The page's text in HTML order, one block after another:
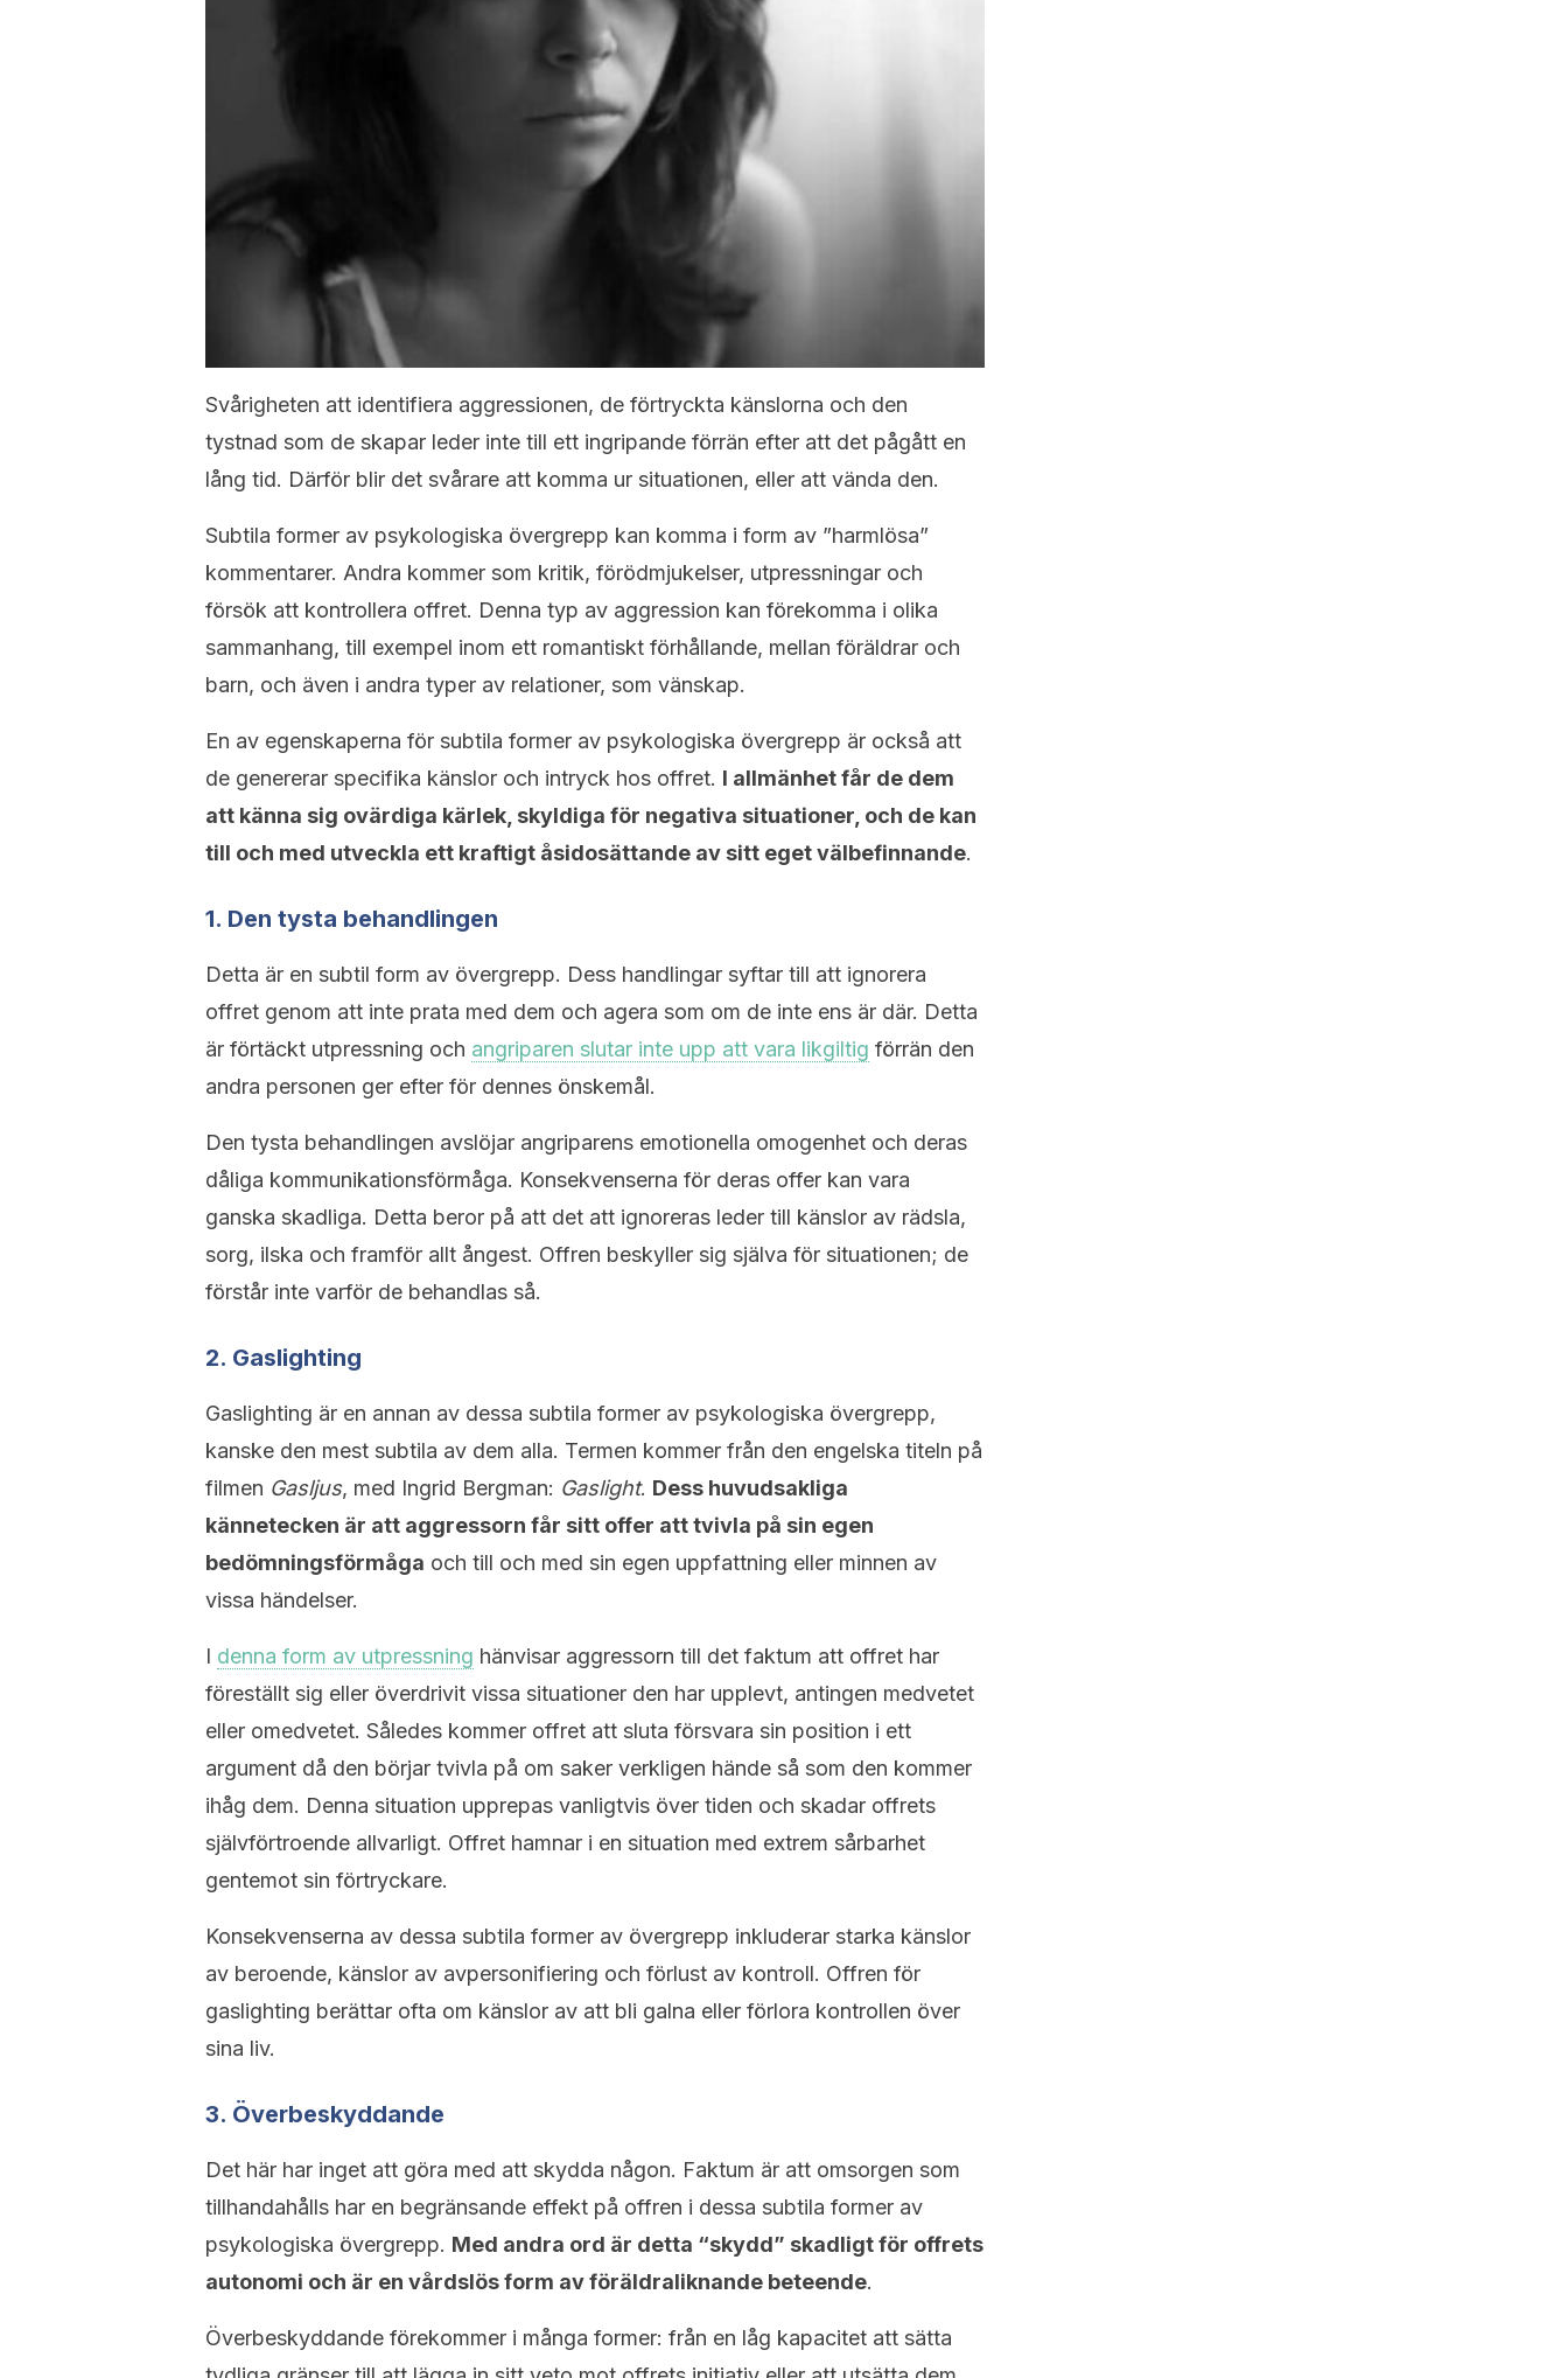
Svårigheten att identifiera aggressionen, de förtryckta känslorna och den
tystnad som de skapar leder inte till ett ingripande förrän efter att det pågått en
lång tid. Därför blir det svårare att komma ur situationen, eller att vända den.
Subtila former av psykologiska övergrepp kan komma i form av ”harmlösa”
kommentarer. Andra kommer som kritik, förödmjukelser, utpressningar och
försök att kontrollera offret. Denna typ av aggression kan förekomma i olika
sammanhang, till exempel inom ett romantiskt förhållande, mellan föräldrar och
barn, och även i andra typer av relationer, som vänskap.
En av egenskaperna för subtila former av psykologiska övergrepp är också att
de genererar specifika känslor och intryck hos offret. I allmänhet får de dem
att känna sig ovärdiga kärlek, skyldiga för negativa situationer, och de kan
till och med utveckla ett kraftigt åsidosättande av sitt eget välbefinnande.
1. Den tysta behandlingen
Detta är en subtil form av övergrepp. Dess handlingar syftar till att ignorera
offret genom att inte prata med dem och agera som om de inte ens är där. Detta
är förtäckt utpressning och angriparen slutar inte upp att vara likgiltig förrän den
andra personen ger efter för dennes önskemål.
Den tysta behandlingen avslöjar angriparens emotionella omogenhet och deras
dåliga kommunikationsförmåga. Konsekvenserna för deras offer kan vara
ganska skadliga. Detta beror på att det att ignoreras leder till känslor av rädsla,
sorg, ilska och framför allt ångest. Offren beskyller sig själva för situationen; de
förstår inte varför de behandlas så.
2. Gaslighting
Gaslighting är en annan av dessa subtila former av psykologiska övergrepp,
kanske den mest subtila av dem alla. Termen kommer från den engelska titeln på
filmen Gasljus, med Ingrid Bergman: Gaslight. Dess huvudsakliga
kännetecken är att aggressorn får sitt offer att tvivla på sin egen
bedömningsförmåga och till och med sin egen uppfattning eller minnen av
vissa händelser.
I denna form av utpressning hänvisar aggressorn till det faktum att offret har
föreställt sig eller överdrivit vissa situationer den har upplevt, antingen medvetet
eller omedvetet. Således kommer offret att sluta försvara sin position i ett
argument då den börjar tvivla på om saker verkligen hände så som den kommer
ihåg dem. Denna situation upprepas vanligtvis över tiden och skadar offrets
självförtroende allvarligt. Offret hamnar i en situation med extrem sårbarhet
gentemot sin förtryckare.
Konsekvenserna av dessa subtila former av övergrepp inkluderar starka känslor
av beroende, känslor av avpersonifiering och förlust av kontroll. Offren för
gaslighting berättar ofta om känslor av att bli galna eller förlora kontrollen över
sina liv.
3. Överbeskyddande
Det här har inget att göra med att skydda någon. Faktum är att omsorgen som
tillhandahålls har en begränsande effekt på offren i dessa subtila former av
psykologiska övergrepp. Med andra ord är detta “skydd” skadligt för offrets
autonomi och är en vårdslös form av föräldraliknande beteende.
Överbeskyddande förekommer i många former: från en låg kapacitet att sätta